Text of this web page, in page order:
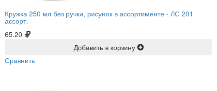
Кружка 250 мл без ручки, рисунок в ассортименте - ЛС 201
ассорт.
65.20
Добавить в корзину
Сравнить